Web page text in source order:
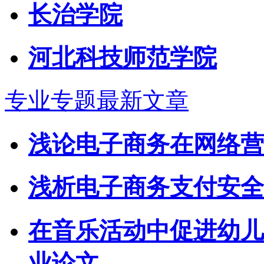
长治学院
河北科技师范学院
专业专题最新文章
浅论电子商务在网络
浅析电子商务支付安
在音乐活动中促进幼